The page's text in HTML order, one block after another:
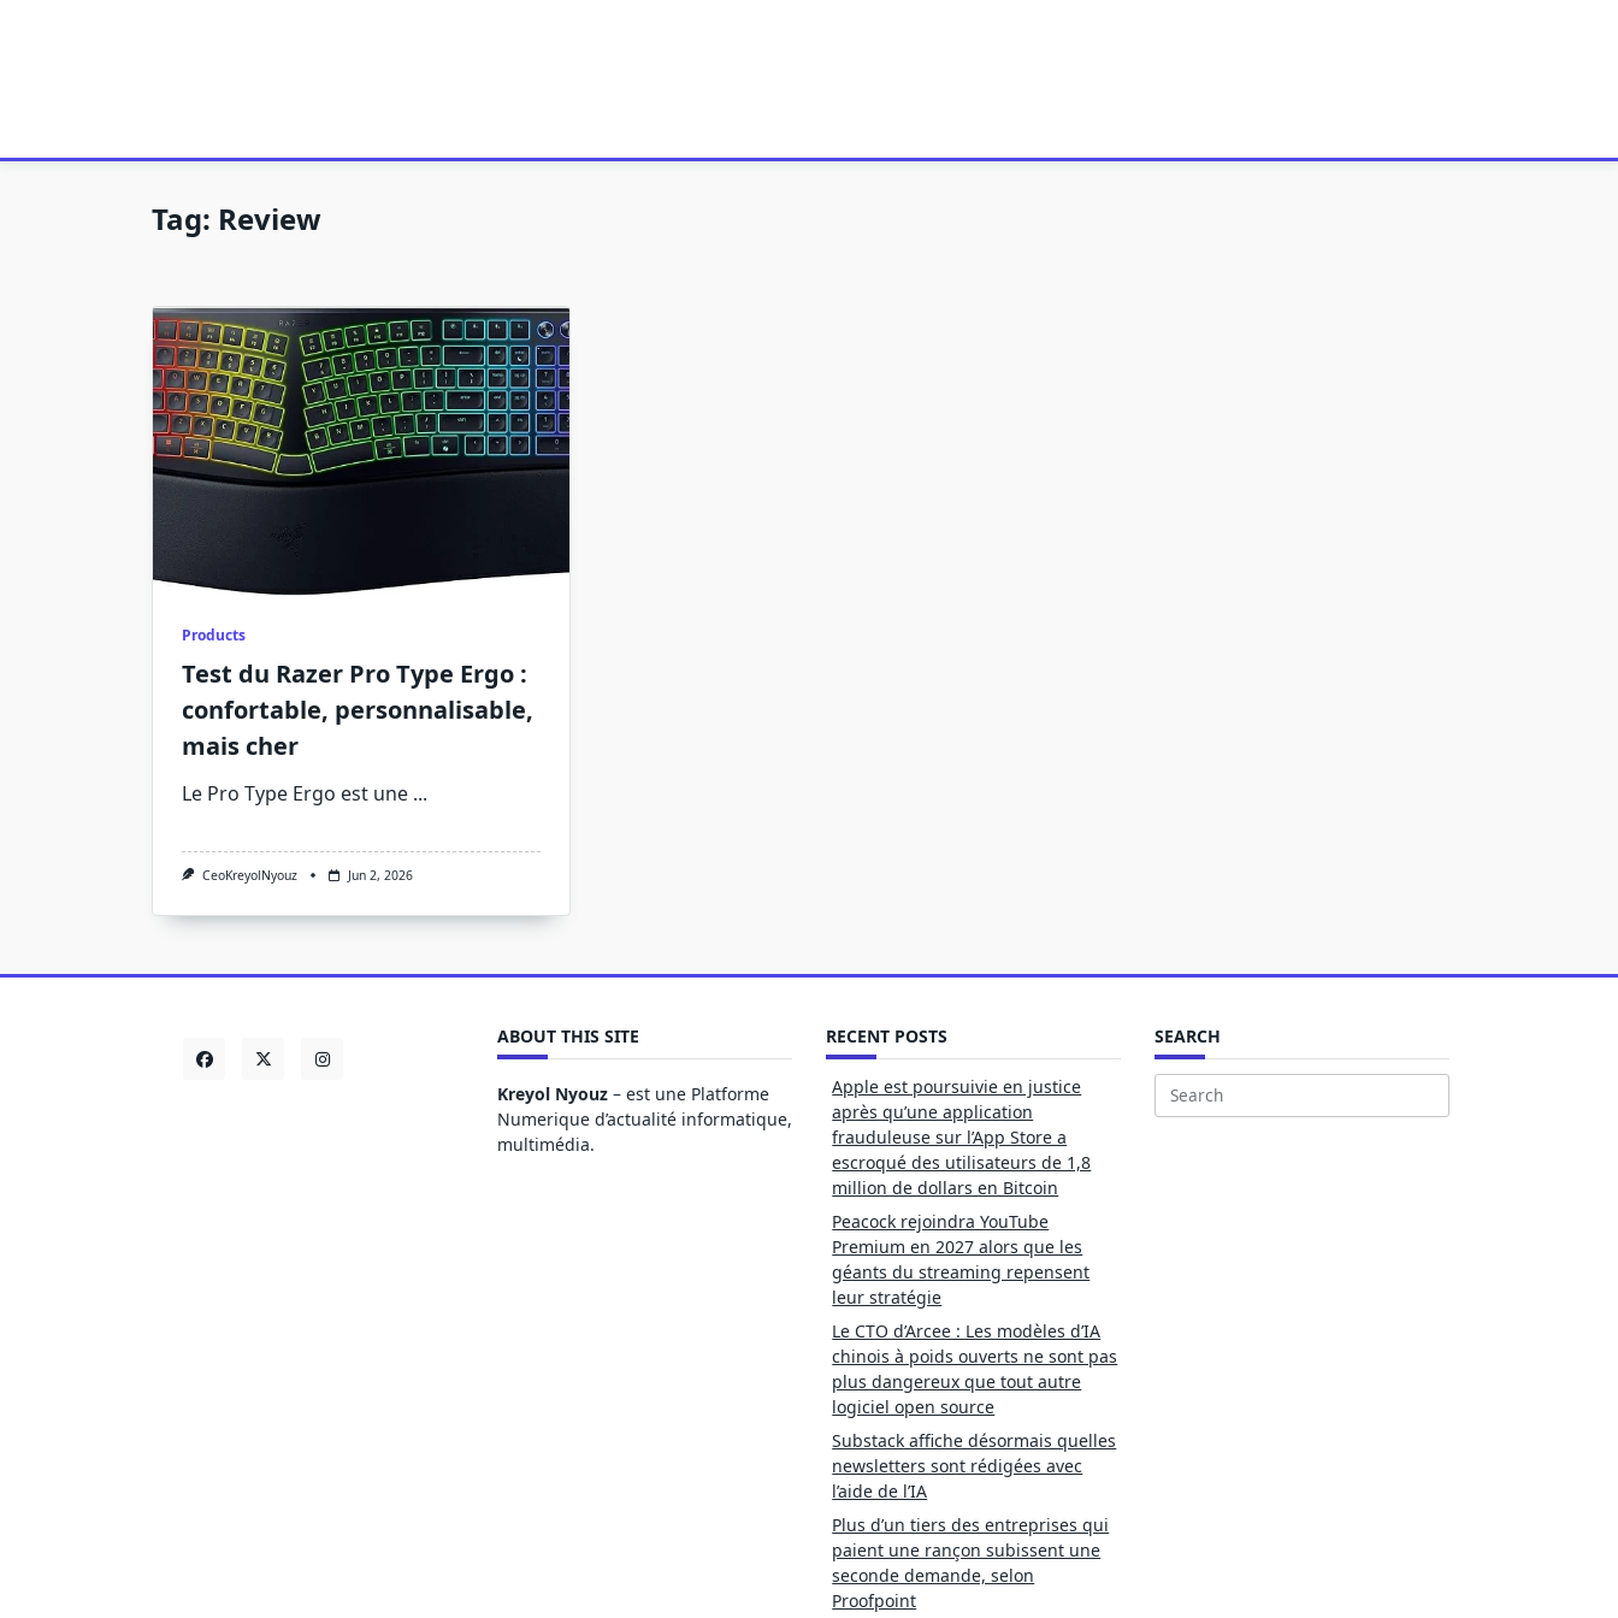
Tag: Review
Products
Test du Razer Pro Type Ergo :
confortable, personnalisable,
mais cher
Le Pro Type Ergo est une ...
CeoKreyolNyouz Jun 2, 2026
ABOUT THIS SITE
Kreyol Nyouz – est une Platforme
Numerique d’actualité informatique,
multimédia.
RECENT POSTS
Apple est poursuivie en justice
après qu’une application
frauduleuse sur l’App Store a
escroqué des utilisateurs de 1,8
million de dollars en Bitcoin
Peacock rejoindra YouTube
Premium en 2027 alors que les
géants du streaming repensent
leur stratégie
Le CTO d’Arcee : Les modèles d’IA
chinois à poids ouverts ne sont pas
plus dangereux que tout autre
logiciel open source
Substack affiche désormais quelles
newsletters sont rédigées avec
l’aide de l’IA
Plus d’un tiers des entreprises qui
paient une rançon subissent une
seconde demande, selon
Proofpoint
SEARCH
Search